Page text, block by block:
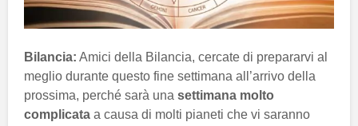
Bilancia: Amici della Bilancia, cercate di prepararvi al
meglio durante questo fine settimana all’arrivo della
prossima, perché sarà una settimana molto
complicata a causa di molti pianeti che vi saranno